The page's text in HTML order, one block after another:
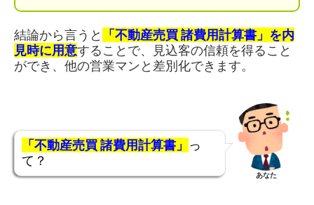
結論から言うと
「不動産売買 諸費用計算書」を内
見時に用意することで、見込客の信頼を得ること
ができ、他の営業マンと差別化できます。
「不動産売買 諸費用計算書」 っ
て？
あなた